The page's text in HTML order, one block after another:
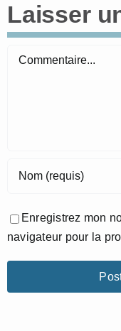
Laisser
Commentaire
Enregistrez mon
navigateur pour la